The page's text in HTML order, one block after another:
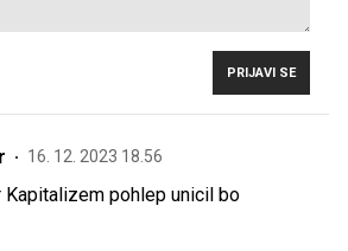
PRIJAVI SE
16. 12. 2023 18.56
Kapitalizem pohlep unicil bo